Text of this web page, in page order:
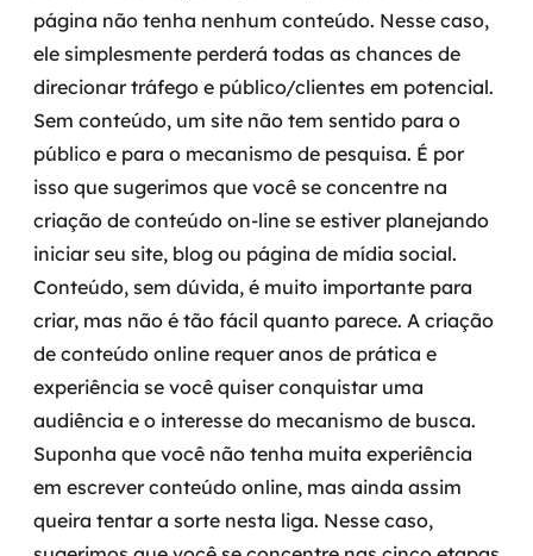
página não tenha nenhum conteúdo. Nesse caso,
ele simplesmente perderá todas as chances de
direcionar tráfego e público/clientes em potencial.
Sem conteúdo, um site não tem sentido para o
público e para o mecanismo de pesquisa. É por
isso que sugerimos que você se concentre na
criação de conteúdo on-line se estiver planejando
iniciar seu site, blog ou página de mídia social.
Conteúdo, sem dúvida, é muito importante para
criar, mas não é tão fácil quanto parece. A criação
de conteúdo online requer anos de prática e
experiência se você quiser conquistar uma
audiência e o interesse do mecanismo de busca.
Suponha que você não tenha muita experiência
em escrever conteúdo online, mas ainda assim
queira tentar a sorte nesta liga. Nesse caso,